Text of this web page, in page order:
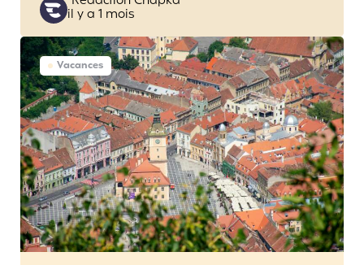
by
il y a 1 mois
Vacances